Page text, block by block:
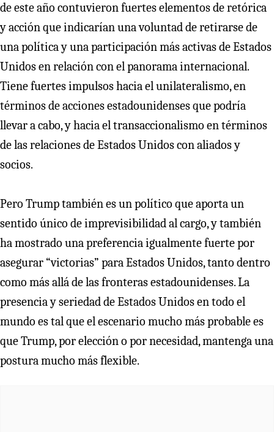
de este año contuvieron fuertes elementos de retórica
y acción que indicarían una voluntad de retirarse de
una política y una participación más activas de Estados
Unidos en relación con el panorama internacional.
Tiene fuertes impulsos hacia el unilateralismo, en
términos de acciones estadounidenses que podría
llevar a cabo, y hacia el transaccionalismo en términos
de las relaciones de Estados Unidos con aliados y
socios.
Pero Trump también es un político que aporta un
sentido único de imprevisibilidad al cargo, y también
ha mostrado una preferencia igualmente fuerte por
asegurar “victorias” para Estados Unidos, tanto dentro
como más allá de las fronteras estadounidenses. La
presencia y seriedad de Estados Unidos en todo el
mundo es tal que el escenario mucho más probable es
que Trump, por elección o por necesidad, mantenga una
postura mucho más flexible.